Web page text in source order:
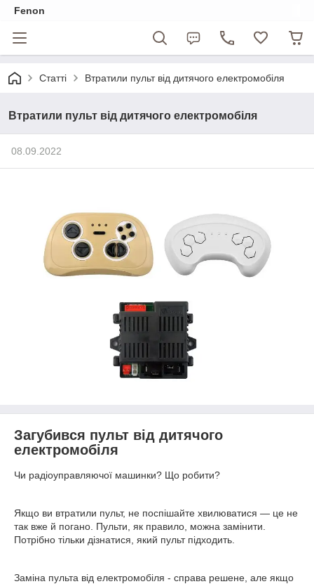
Fenon
Статті Втратили пульт від дитячого електромобіля
Втратили пульт від дитячого електромобіля
08.09.2022
Загубився пульт від дитячого
електромобіля
Чи радіоуправляючої машинки? Що робити?
Якщо ви втратили пульт, не поспішайте хвилюватися — це не
так вже й погано. Пульти, як правило, можна замінити.
Потрібно тільки дізнатися, який пульт підходить.
Заміна пульта від електромобіля - справа решене, але якщо